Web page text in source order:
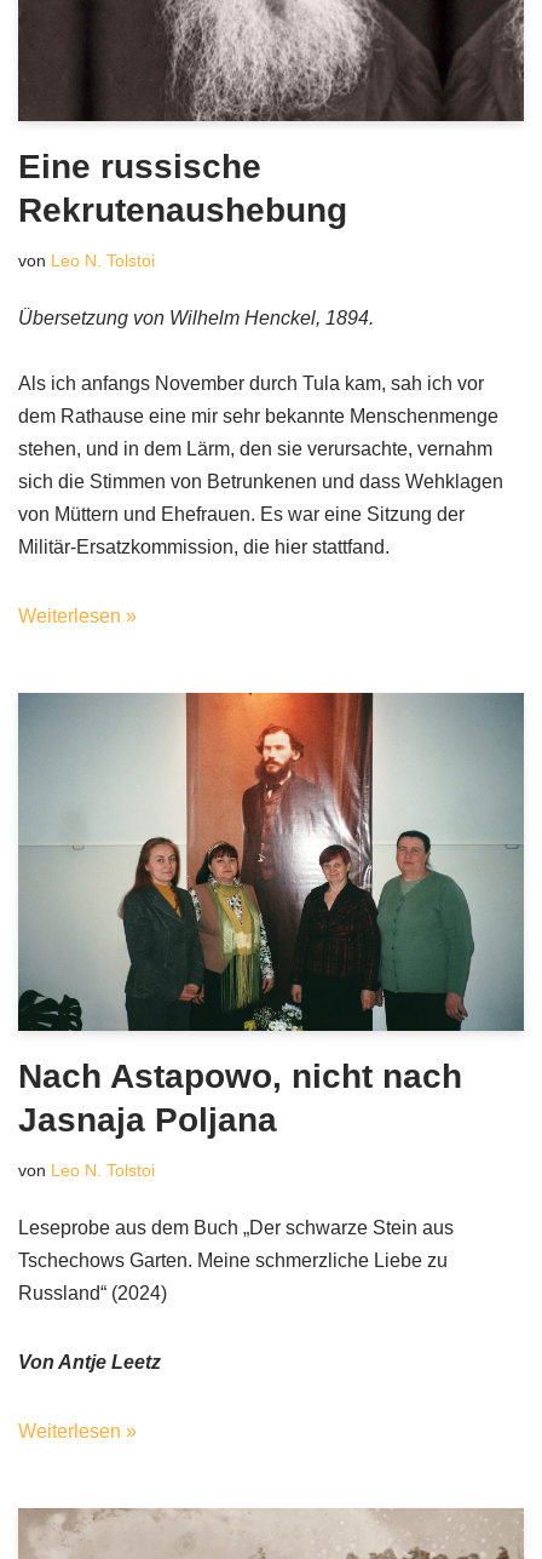
Eine russische
Rekrutenaushebung
von Leo N. Tolstoi
Übersetzung von Wilhelm Henckel, 1894.
Als ich anfangs November durch Tula kam, sah ich vor
dem Rathause eine mir sehr bekannte Menschenmenge
stehen, und in dem Lärm, den sie verursachte, vernahm
sich die Stimmen von Betrunkenen und dass Wehklagen
von Müttern und Ehefrauen. Es war eine Sitzung der
Militär-Ersatzkommission, die hier stattfand.
Weiterlesen »
Nach Astapowo, nicht nach
Jasnaja Poljana
von Leo N. Tolstoi
Leseprobe aus dem Buch „Der schwarze Stein aus
Tschechows Garten. Meine schmerzliche Liebe zu
Russland“ (2024)
Von Antje Leetz
Weiterlesen »